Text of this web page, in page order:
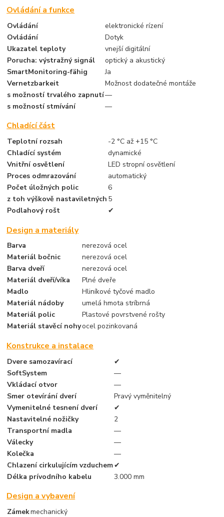
Ovládání a funkce
Ovládání
elektronické rízení
Ovládání
Dotyk
Ukazatel teploty
vnejší digitální
Porucha: výstražný signál
optický a akustický
SmartMonitoring-fähig
Ja
Vernetzbarkeit
Možnost dodatečné montáže
s možností trvalého zapnutí—
s možností stmívání
—
Chladící část
Teplotní rozsah
-2 °C až +15 °C
Chladící systém
dynamické
Vnitřní osvětlení
LED stropní osvětlení
Proces odmrazování
automatický
Počet úložných polic
6
z toh výškově nastaviletných 5
Podlahový rošt
✔
Design a materiály
Barva
nerezová ocel
Materiál bočnic
nerezová ocel
Barva dveří
nerezová ocel
Materiál dveří/víka
Plné dveře
Madlo
Hliníkové tyčové madlo
Materiál nádoby
umelá hmota stríbrná
Materiál polic
Plastové povrstvené rošty
Materiál stavěcí nohyocel pozinkovaná
Konstrukce a instalace
Dvere samozavírací
✔
SoftSystem
—
Vkládací otvor
—
Smer otevírání dverí
Pravý vyměnitelný
Vymenitelné tesnení dverí
✔
Nastavitelné nožičky
2
Transportní madla
—
Válecky
—
Kolečka
—
Chlazení cirkulujícím vzduchem✔
Délka prívodního kabelu
3.000 mm
Design a vybavení
Zámekmechanický